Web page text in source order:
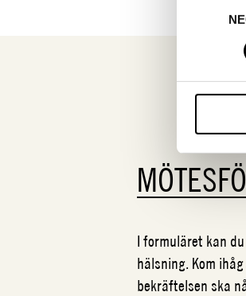
I formuläret kan
hälsning. Kom
bekräftelsen ska